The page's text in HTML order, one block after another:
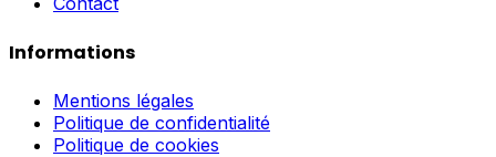
Informations
Mentions légales
Politique de confidentialité
Politique de cookies